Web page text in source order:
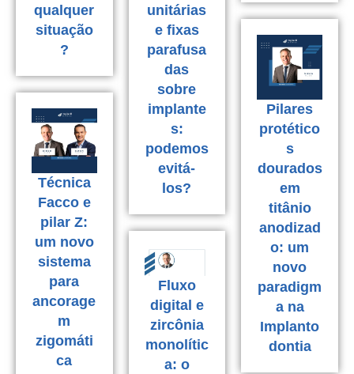
qualquer
situação
?
unitárias
e fixas
parafusa
das
sobre
implante
s:
podemos
evitá-
los?
Pilares
protético
s
dourados
em
titânio
anodizad
o: um
novo
paradigm
a na
Implanto
dontia
Técnica
Facco e
pilar Z:
um novo
sistema
para
ancorage
m
zigomáti
ca
Fluxo
digital e
zircônia
monolític
a: o